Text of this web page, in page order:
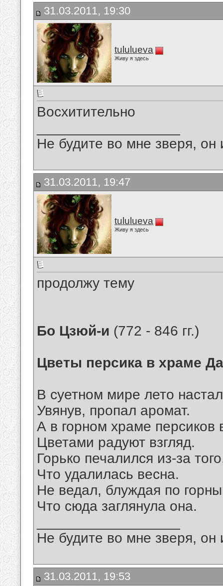
31.03.2011, 19:30
tululueva
Живу я здесь
Восхитительно
Не будите во мне зверя, он
31.03.2011, 19:47
tululueva
Живу я здесь
продолжу тему
Бо Цзюй-и (772 - 846 гг.)
Цветы персика в храме
В суетном мире лето
Увянув, пропал аромат.
А в горном храме персиков
Цветами радуют взгляд.
Горько печалился из-за
Что удалилась весна.
Не ведал, блуждая по
Что сюда заглянула она.
Не будите во мне зверя, он
31.03.2011, 19:53